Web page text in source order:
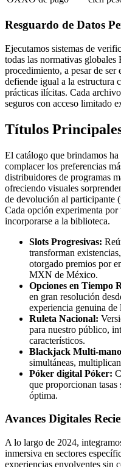
Resguardo de Datos
Ejecutamos sistemas de
todas las normativas
procedimiento, a pesar de ser
defiende igual a la estructura
prácticas ilícitas. Cada
seguros con acceso limitado
Títulos
El catálogo que brindamos
complacer los preferencias
distribuidores de programas
ofreciendo visuales
de devolución al participante
Cada opción experimenta
incorporarse a la biblioteca.
Slots Progresivas:
transforman
otorgado premios por
MXN de México.
Opciones en Tiempo
en gran resolución
experiencia genuina de
Ruleta Nacional:
para nuestro público,
característicos.
Blackjack Multi-
simultáneas,
Póker digital Póker:
que proporcionan tasas
óptima.
Avances Digitales
A lo largo de 2024,
inmersiva en sectores
experiencias envolventes sin